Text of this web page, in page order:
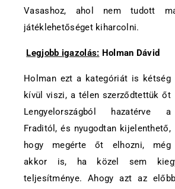
Vasashoz, ahol nem tudott
játéklehetőséget kiharcolni.
Legjobb igazolás: Holman Dávid
Holman ezt a kategóriát is kétség
kívül viszi, a télen szerződtettük őt
Lengyelországból hazatérve a
Fraditól, és nyugodtan kijelenthető,
hogy megérte őt elhozni, még
akkor is, ha közel sem
teljesítménye. Ahogy azt az